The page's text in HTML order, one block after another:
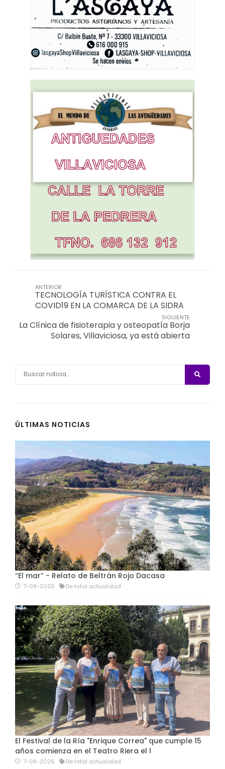
ANTERIOR
TECNOLOGÍA TURÍSTICA CONTRA EL
COVID19 EN LA COMARCA DE LA SIDRA
SIGUIENTE
La Clínica de fisioterapia y osteopatía Borja
Solares, Villaviciosa, ya está abierta
ÚLTIMAS NOTICIAS
“El mar” - Relato de Beltrán Rojo Dacasa
7-08-2026 De total actualidad
El Festival de la Ría "Enrique Correa" que cumple 15
años comienza en el Teatro Riera el l
7-08-2026 De total actualidad